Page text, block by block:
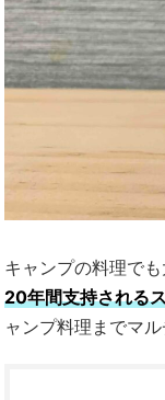
キャンプの料理で
20年間支持される
ャンプ料理までマ